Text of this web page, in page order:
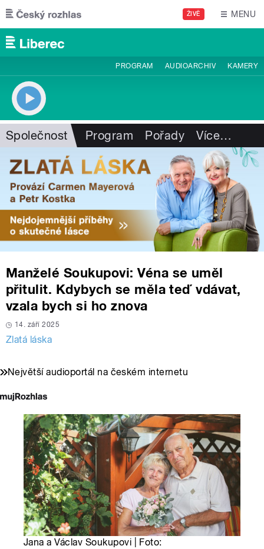
Přejít k hlavnímu obsahu
ŽIVĚ MENU
PROGRAM AUDIOARCHIV KAMERY
Společnost Program Pořady Více…
Manželé Soukupovi: Véna se uměl
přitulit. Kdybych se měla teď vdávat,
vzala bych si ho znova
14. září 2025
Zlatá láska
Největší audioportál na českém internetu
Jana a Václav Soukupovi | Foto: